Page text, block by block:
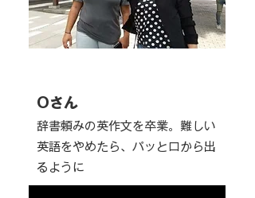
Oさん
辞書頼みの英作文を卒業。難しい
英語をやめたら、パッと口から出
るように